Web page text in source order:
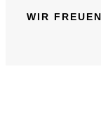
WIR